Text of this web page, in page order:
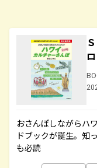
おさんぽしながらハ
ドブックが誕生。知
も必読